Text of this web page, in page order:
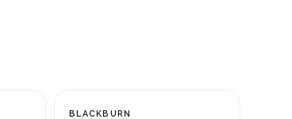
BLACKBURN